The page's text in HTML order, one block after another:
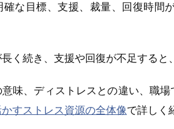
確な目標、支援、裁量、回復時間
く続き、支援や回復が不足する
味、ディストレスとの違い、職
すストレス資源の全体像で詳しく